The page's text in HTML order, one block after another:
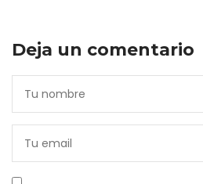
Deja un comentario